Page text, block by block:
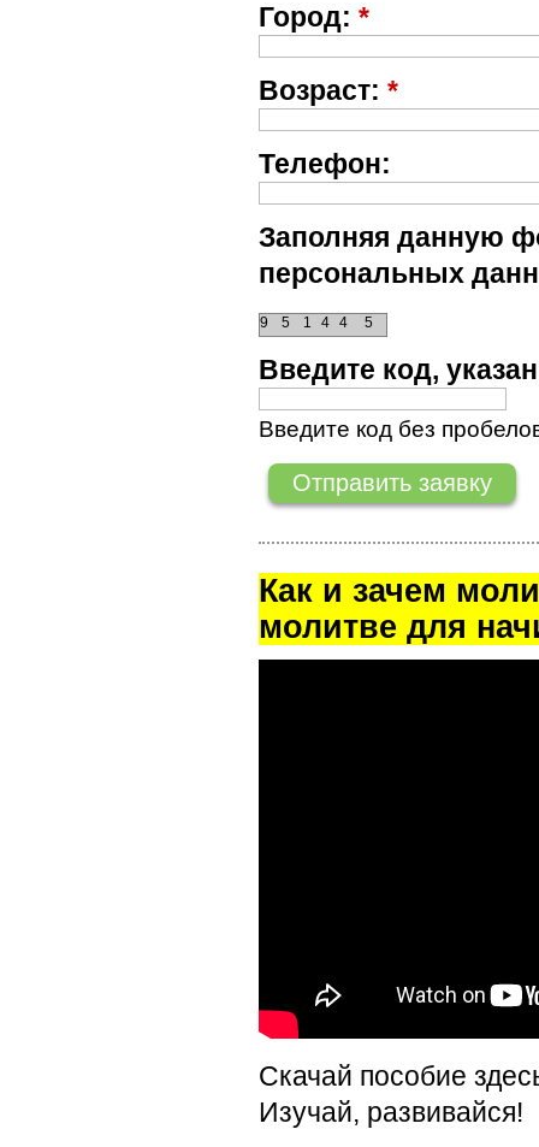
Город: *
Возраст: *
Телефон:
Заполняя данную
персональных
1 5
4 4
5
9
Введите код,
Введите код без
Как и зачем
молитве для
Скачай пособие
Изучай, развивайся!